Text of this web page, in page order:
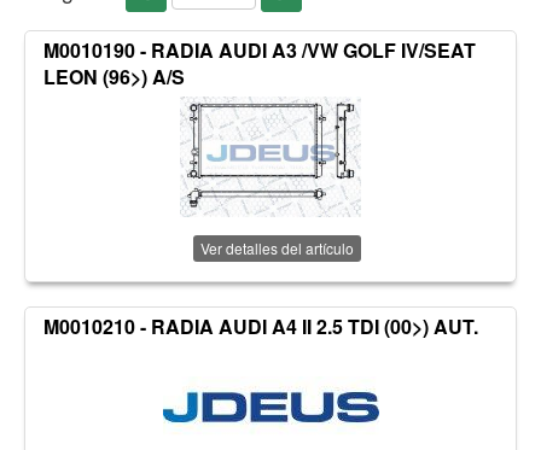
M0010190 - RADIA AUDI A3 /VW GOLF IV/SEAT
LEON (96>) A/S
Ver detalles del artículo
M0010210 - RADIA AUDI A4 II 2.5 TDI (00>) AUT.